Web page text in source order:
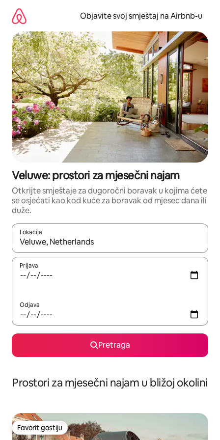
sadržaj
Objavite svoj smještaj na Airbnb-u
Veluwe: prostori za mjesečni najam
Otkrijte smještaje za dugoročni boravak u kojima ćete
se osjećati kao kod kuće za boravak od mjesec dana ili
duže.
Lokacija
Kad su rezultati dostupni, možete da se krećete kroz njih
Prijava
Odjava
Pretraga
Prostori za mjesečni najam u bližoj okolini
Favorit gostiju
Favorit gostiju